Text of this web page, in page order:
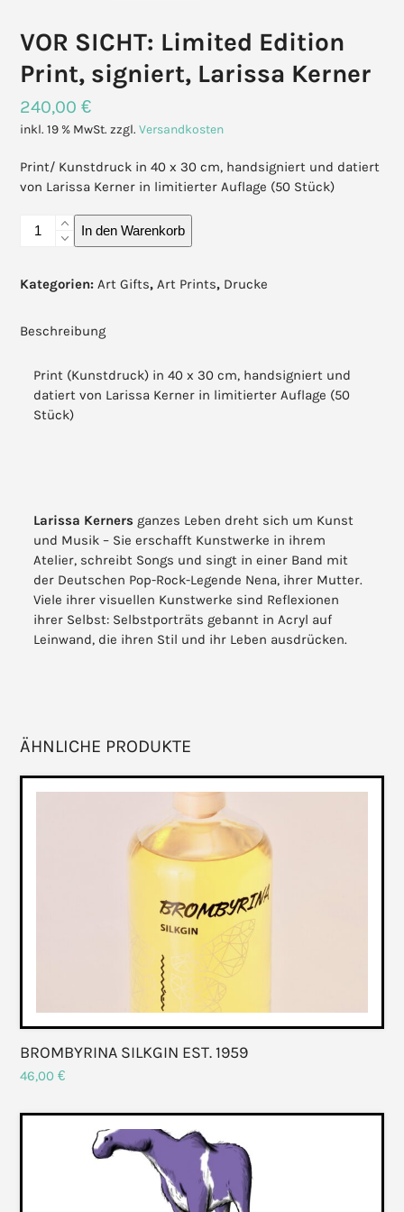
VOR SICHT: Limited Edition
Print, signiert, Larissa Kerner
240,00€
inkl. 19 % MwSt. zzgl.Versandkosten
Print/ Kunstdruck in 40 x 30 cm, handsigniert und datiert
von Larissa Kerner in limitierter Auflage (50 Stück)
VOR
Edition
signiert,
Menge
In den Warenkorb
Kategorien:Art Gifts,Art Prints, Drucke
Beschreibung
Print (Kunstdruck) in 40 x 30 cm, handsigniert und
datiert von Larissa Kerner in limitierter Auflage (50
Stück)
Larissa Kerners ganzes Leben dreht sich um Kunst
und Musik – Sie erschafft Kunstwerke in ihrem
Atelier, schreibt Songs und singt in einer Band mit
der Deutschen Pop-Rock-Legende Nena, ihrer Mutter.
Viele ihrer visuellen Kunstwerke sind Reflexionen
ihrer Selbst: Selbstporträts gebannt in Acryl auf
Leinwand, die ihren Stil und ihr Leben ausdrücken.
ÄHNLICHE PRODUKTE
BROMBYRINA SILKGIN EST. 1959
46,00€